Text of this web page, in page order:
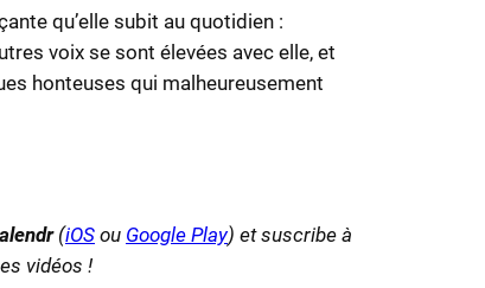
qu’elle subit au quotidien :
voix se sont élevées avec elle, et
honteuses qui malheureusement
(iOS ou Google Play) et suscribe à
vidéos !